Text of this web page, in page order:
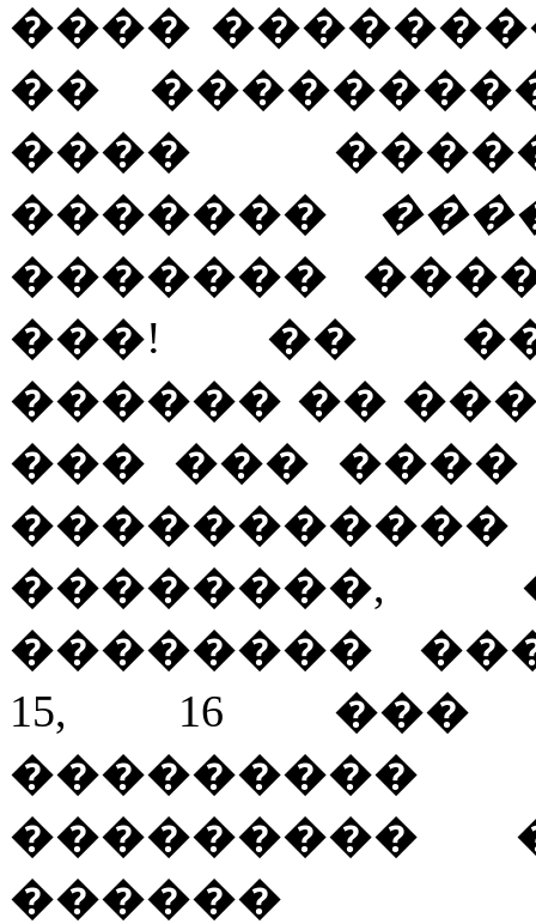
����
��
����
�������
�������
���! ��
������ ��
��� ���
��������,
��������
15, 16 ���
���������
������